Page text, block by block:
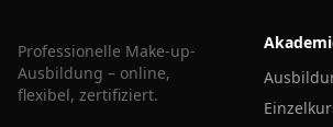
Professionelle Make-up-
Ausbildung – online,
flexibel, zertifiziert.